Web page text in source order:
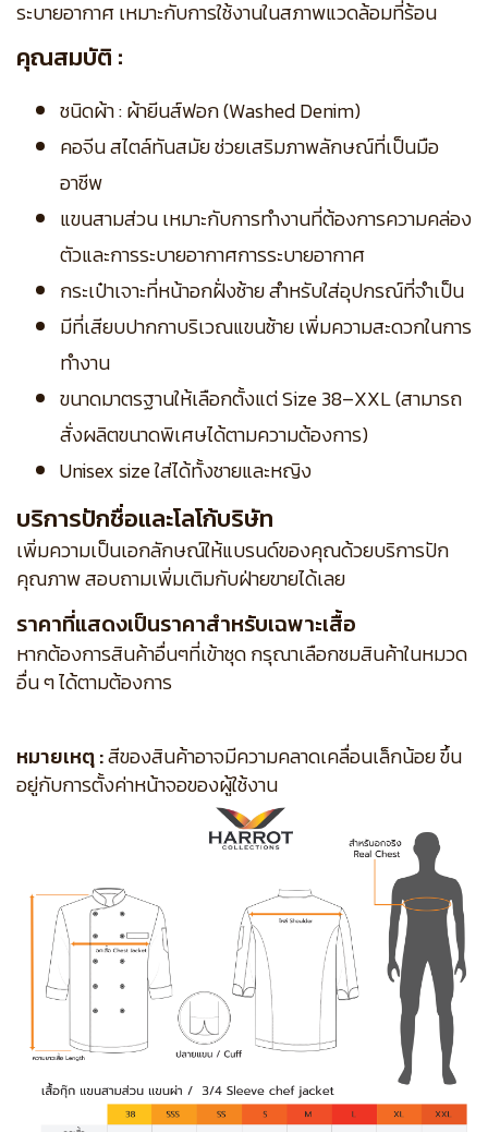
ระบายอากาศ เหมาะกับการใช้งานในสภาพแวดล้อมที่ร้อน
คุณสมบัติ :
ชนิดผ้า : ผ้ายีนส์ฟอก (Washed Denim)
คอจีน สไตล์ทันสมัย ช่วยเสริมภาพลักษณ์ที่เป็นมือ
อาชีพ
แขนสามส่วน เหมาะกับการทำงานที่ต้องการความคล่อง
ตัวและการระบายอากาศการระบายอากาศ
กระเป๋าเจาะที่หน้าอกฝั่งซ้าย สำหรับใส่อุปกรณ์ที่จำเป็น
มีที่เสียบปากกาบริเวณแขนซ้าย เพิ่มความสะดวกในการ
ทำงาน
ขนาดมาตรฐานให้เลือกตั้งแต่ Size 38–XXL (สามารถ
สั่งผลิตขนาดพิเศษได้ตามความต้องการ)
Unisex size ใส่ได้ทั้งชายและหญิง
บริการปักชื่อและโลโก้บริษัท
เพิ่มความเป็นเอกลักษณ์ให้แบรนด์ของคุณด้วยบริการปัก
คุณภาพ สอบถามเพิ่มเติมกับฝ่ายขายได้เลย
ราคาที่แสดงเป็นราคาสำหรับเฉพาะเสื้อ
หากต้องการสินค้าอื่นๆที่เข้าชุด กรุณาเลือกชมสินค้าในหมวด
อื่น ๆ ได้ตามต้องการ
หมายเหตุ :สีของสินค้าอาจมีความคลาดเคลื่อนเล็กน้อย ขึ้น
อยู่กับการตั้งค่าหน้าจอของผู้ใช้งาน